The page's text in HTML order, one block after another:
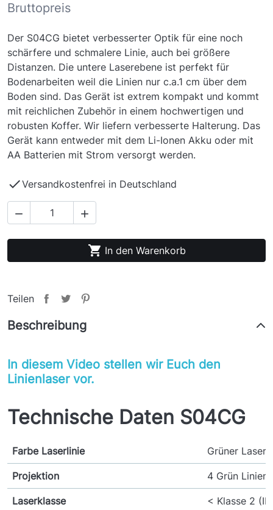
Bruttopreis
Der S04CG bietet verbesserter Optik für eine noch
schärfere und schmalere Linie, auch bei größere
Distanzen. Die untere Laserebene ist perfekt für
Bodenarbeiten weil die Linien nur c.a.1 cm über dem
Boden sind. Das Gerät ist extrem kompakt und kommt
mit reichlichen Zubehör in einem hochwertigen und
robusten Koffer. Wir liefern verbesserte Halterung. Das
Gerät kann entweder mit dem Li-Ionen Akku oder mit
AA Batterien mit Strom versorgt werden.
Versandkostenfrei in Deutschland
 
 In den Warenkorb
Teilen
Beschreibung
In diesem Video stellen wir Euch den
Linienlaser vor.
Technische Daten S04CG
Farbe Laserlinie Grüner
Projektion 4 Grün
Laserklasse < Klasse 2